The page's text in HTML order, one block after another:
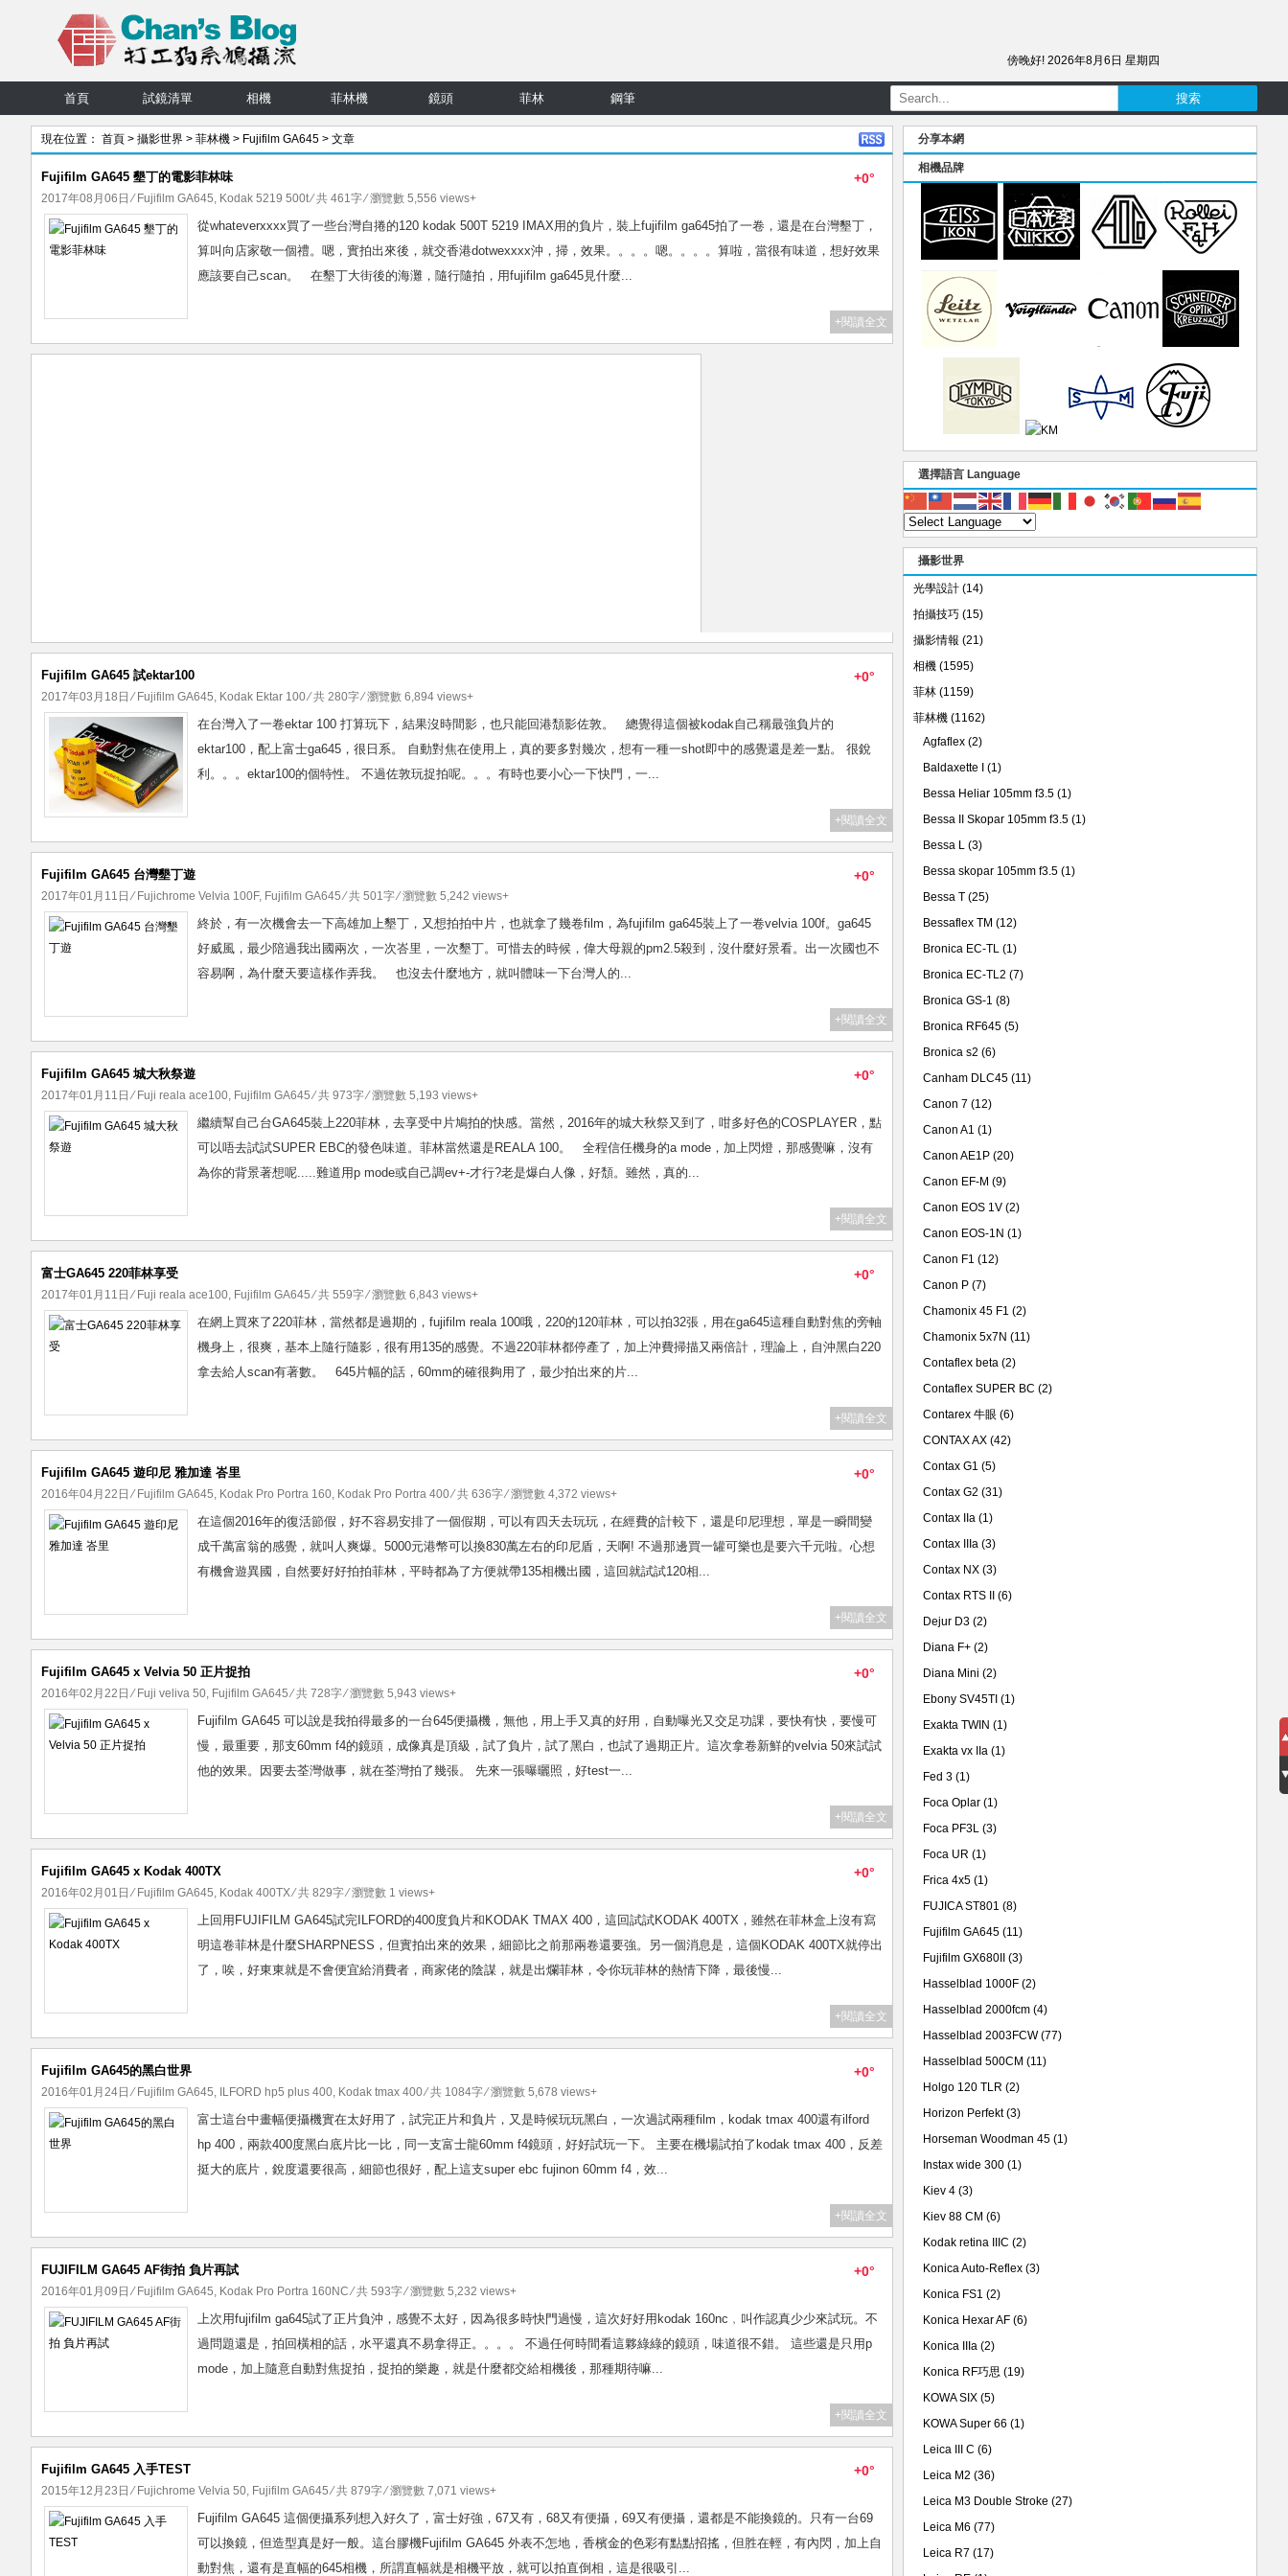
傍晚好! 2026年8月6日 星期四
首頁 試鏡清單 相機 菲林機 鏡頭 菲林 鋼筆
現在位置： 首頁 > 攝影世界 > 菲林機 > Fujifilm GA645 > 文章
+0°
Fujifilm GA645 墾丁的電影菲林味
2017年08月06日 ⁄ Fujifilm GA645, Kodak 5219 500t⁄ 共 461字 ⁄ 瀏覽數 5,556 views+
從whateverxxxx買了一些台灣自捲的120 kodak 500T 5219 IMAX用的負片，裝上fujifilm ga645拍了一卷，還是在台灣墾丁，
算叫向店家敬一個禮。嗯，實拍出來後，就交香港dotwexxxx沖，掃，效果。。。。嗯。。。。算啦，當很有味道，想好效果
應該要自己scan。 在墾丁大街後的海灘，隨行隨拍，用fujifilm ga645見什麼...
+閱讀全文
+0°
Fujifilm GA645 試ektar100
2017年03月18日 ⁄ Fujifilm GA645, Kodak Ektar 100⁄ 共 280字 ⁄ 瀏覽數 6,894 views+
在台灣入了一卷ektar 100 打算玩下，結果沒時間影，也只能回港頹影佐敦。 總覺得這個被kodak自己稱最強負片的
ektar100，配上富士ga645，很日系。 自動對焦在使用上，真的要多對幾次，想有一種一shot即中的感覺還是差一點。 很銳
利。。。ektar100的個特性。 不過佐敦玩捉拍呢。。。有時也要小心一下快門，一...
+閱讀全文
+0°
Fujifilm GA645 台灣墾丁遊
2017年01月11日 ⁄ Fujichrome Velvia 100F, Fujifilm GA645⁄ 共 501字 ⁄ 瀏覽數 5,242 views+
終於，有一次機會去一下高雄加上墾丁，又想拍拍中片，也就拿了幾卷film，為fujifilm ga645裝上了一卷velvia 100f。ga645
好威風，最少陪過我出國兩次，一次峇里，一次墾丁。可惜去的時候，偉大母親的pm2.5殺到，沒什麼好景看。出一次國也不
容易啊，為什麼天要這樣作弄我。 也沒去什麼地方，就叫體味一下台灣人的...
+閱讀全文
+0°
Fujifilm GA645 城大秋祭遊
2017年01月11日 ⁄ Fuji reala ace100, Fujifilm GA645⁄ 共 973字 ⁄ 瀏覽數 5,193 views+
繼續幫自己台GA645裝上220菲林，去享受中片鳩拍的快感。當然，2016年的城大秋祭又到了，咁多好色的COSPLAYER，點
可以唔去試試SUPER EBC的發色味道。菲林當然還是REALA 100。 全程信任機身的a mode，加上閃燈，那感覺嘛，沒有
為你的背景著想呢.....難道用p mode或自己調ev+-才行?老是爆白人像，好頹。雖然，真的...
+閱讀全文
+0°
富士GA645 220菲林享受
2017年01月11日 ⁄ Fuji reala ace100, Fujifilm GA645⁄ 共 559字 ⁄ 瀏覽數 6,843 views+
在網上買來了220菲林，當然都是過期的，fujifilm reala 100哦，220的120菲林，可以拍32張，用在ga645這種自動對焦的旁軸
機身上，很爽，基本上隨行隨影，很有用135的感覺。不過220菲林都停產了，加上沖費掃描又兩倍計，理論上，自沖黑白220
拿去給人scan有著數。 645片幅的話，60mm的確很夠用了，最少拍出來的片...
+閱讀全文
+0°
Fujifilm GA645 遊印尼 雅加達 峇里
2016年04月22日 ⁄ Fujifilm GA645, Kodak Pro Portra 160, Kodak Pro Portra 400⁄ 共 636字 ⁄ 瀏覽數 4,372 views+
在這個2016年的復活節假，好不容易安排了一個假期，可以有四天去玩玩，在經費的計較下，還是印尼理想，單是一瞬間變
成千萬富翁的感覺，就叫人爽爆。5000元港幣可以換830萬左右的印尼盾，天啊! 不過那邊買一罐可樂也是要六千元啦。心想
有機會遊異國，自然要好好拍拍菲林，平時都為了方便就帶135相機出國，這回就試試120相...
+閱讀全文
+0°
Fujifilm GA645 x Velvia 50 正片捉拍
2016年02月22日 ⁄ Fuji veliva 50, Fujifilm GA645⁄ 共 728字 ⁄ 瀏覽數 5,943 views+
Fujifilm GA645 可以說是我拍得最多的一台645便攝機，無他，用上手又真的好用，自動曝光又交足功課，要快有快，要慢可
慢，最重要，那支60mm f4的鏡頭，成像真是頂級，試了負片，試了黑白，也試了過期正片。這次拿卷新鮮的velvia 50來試試
他的效果。因要去荃灣做事，就在荃灣拍了幾張。 先來一張曝曬照，好test一...
+閱讀全文
+0°
Fujifilm GA645 x Kodak 400TX
2016年02月01日 ⁄ Fujifilm GA645, Kodak 400TX⁄ 共 829字 ⁄ 瀏覽數 1 views+
上回用FUJIFILM GA645試完ILFORD的400度負片和KODAK TMAX 400，這回試試KODAK 400TX，雖然在菲林盒上沒有寫
明這卷菲林是什麼SHARPNESS，但實拍出來的效果，細節比之前那兩卷還要強。另一個消息是，這個KODAK 400TX就停出
了，唉，好東東就是不會便宜給消費者，商家佬的陰謀，就是出爛菲林，令你玩菲林的熱情下降，最後慢...
+閱讀全文
+0°
Fujifilm GA645的黑白世界
2016年01月24日 ⁄ Fujifilm GA645, ILFORD hp5 plus 400, Kodak tmax 400⁄ 共 1084字 ⁄ 瀏覽數 5,678 views+
富士這台中畫幅便攝機實在太好用了，試完正片和負片，又是時候玩玩黑白，一次過試兩種film，kodak tmax 400還有ilford
hp 400，兩款400度黑白底片比一比，同一支富士龍60mm f4鏡頭，好好試玩一下。 主要在機場試拍了kodak tmax 400，反差
挺大的底片，銳度還要很高，細節也很好，配上這支super ebc fujinon 60mm f4，效...
+閱讀全文
+0°
FUJIFILM GA645 AF街拍 負片再試
2016年01月09日 ⁄ Fujifilm GA645, Kodak Pro Portra 160NC⁄ 共 593字 ⁄ 瀏覽數 5,232 views+
上次用fujifilm ga645試了正片負沖，感覺不太好，因為很多時快門過慢，這次好好用kodak 160nc﹐叫作認真少少來試玩。不
過問題還是，拍回橫相的話，水平還真不易拿得正。。。。 不過任何時間看這夥綠綠的鏡頭，味道很不錯。 這些還是只用p
mode，加上隨意自動對焦捉拍，捉拍的樂趣，就是什麼都交給相機後，那種期待嘛...
+閱讀全文
+0°
Fujifilm GA645 入手TEST
2015年12月23日 ⁄ Fujichrome Velvia 50, Fujifilm GA645⁄ 共 879字 ⁄ 瀏覽數 7,071 views+
Fujifilm GA645 這個便攝系列想入好久了，富士好強，67又有，68又有便攝，69又有便攝，還都是不能換鏡的。只有一台69
可以換鏡，但造型真是好一般。這台膠機Fujifilm GA645 外表不怎地，香檳金的色彩有點點招搖，但胜在輕，有內閃，加上自
動對焦，還有是直幅的645相機，所謂直幅就是相機平放，就可以拍直倒相，這是很吸引...
分享本網
相機品牌
選擇語言 Language
攝影世界
光學設計 (14)
拍攝技巧 (15)
攝影情報 (21)
相機 (1595)
菲林 (1159)
菲林機 (1162)
Agfaflex (2)
Baldaxette I
(1)
Bessa Heliar 105mm f3.5 (1)
Bessa II Skopar 105mm f3.5 (1)
Bessa L (3)
Bessa skopar 105mm f3.5 (1)
Bessa T (25)
Bessaflex TM (12)
Bronica EC-TL (1)
Bronica EC-TL2 (7)
Bronica GS-1 (8)
Bronica RF645 (5)
Bronica s2 (6)
Canham DLC45 (11)
Canon 7 (12)
Canon A1 (1)
Canon AE1P (20)
Canon EF-M (9)
Canon EOS 1V (2)
Canon EOS-1N (1)
Canon F1 (12)
Canon P (7)
Chamonix 45 F1 (2)
Chamonix 5x7N (11)
Contaflex beta (2)
Contaflex SUPER BC (2)
Contarex 牛眼 (6)
CONTAX AX (42)
Contax G1 (5)
Contax G2 (31)
Contax IIa (1)
Contax IIIa (3)
Contax NX (3)
Contax RTS II
(6)
Dejur D3 (2)
Diana F+ (2)
Diana Mini (2)
Ebony SV45TI (1)
Exakta TWIN (1)
Exakta vx IIa (1)
Fed 3 (1)
Foca Oplar (1)
Foca PF3L (3)
Foca UR (1)
Frica 4x5 (1)
FUJICA ST801 (8)
Fujifilm GA645 (11)
Fujifilm GX680II
(3)
Hasselblad 1000F (2)
Hasselblad 2000fcm (4)
Hasselblad 2003FCW(77)
Hasselblad 500CM (11)
Holgo 120 TLR (2)
Horizon Perfekt(3)
Horseman Woodman 45 (1)
Instax wide 300 (1)
Kiev 4 (3)
Kiev 88 CM (6)
Kodak retina IIIC (2)
Konica Auto-Reflex (3)
Konica FS1 (2)
Konica Hexar AF (6)
Konica IIIa (2)
Konica RF巧思 (19)
KOWA SIX (5)
KOWA Super 66 (1)
Leica III C (6)
Leica M2 (36)
Leica M3 Double Stroke (27)
Leica M6 (77)
Leica R7 (17)